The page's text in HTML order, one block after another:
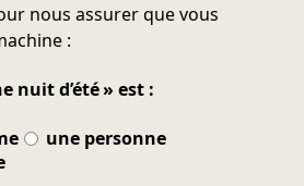
nous assurer que vous
:
nuit d’été » est :
une personne